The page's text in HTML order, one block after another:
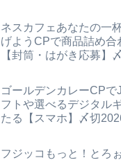
ネスカフェあなたの一
げようCPで商品詰め合
【封筒・はがき応募】
ゴールデンカレーCPで
フトや選べるデジタル
たる【スマホ】〆切
フジッコもっと！とろ